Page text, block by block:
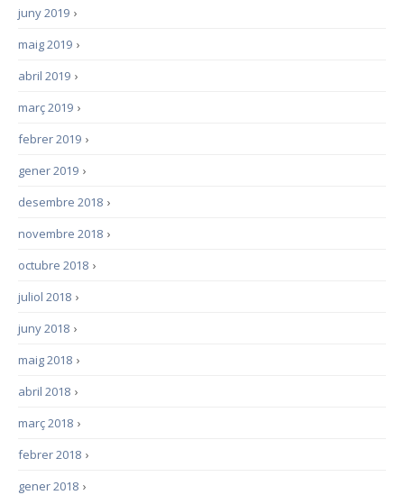
›
juny 2019
›
maig 2019
›
abril 2019
›
març 2019
›
febrer 2019
›
gener 2019
›
desembre 2018
›
novembre 2018
›
octubre 2018
›
juliol 2018
›
juny 2018
›
maig 2018
›
abril 2018
›
març 2018
›
febrer 2018
›
gener 2018